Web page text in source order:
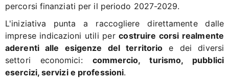
percorsi finanziati per il periodo 2027-2029.
L'iniziativa punta a raccogliere direttamente dalle
imprese indicazioni utili percostruire corsi realmente
aderenti alle esigenze del territorio e dei diversi
settori economici: commercio, turismo, pubblici
esercizi, servizi e professioni.